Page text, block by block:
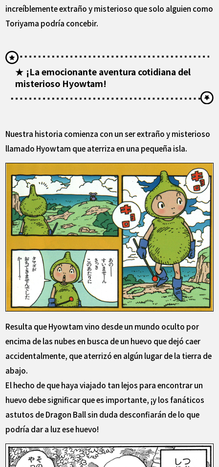
increíblemente extraño y misterioso que solo alguien como
Toriyama podría concebir.
★ ¡La emocionante aventura cotidiana del
misterioso Hyowtam!
Nuestra historia comienza con un ser extraño y misterioso
llamado Hyowtam que aterriza en una pequeña isla.
Resulta que Hyowtam vino desde un mundo oculto por
encima de las nubes en busca de un huevo que dejó caer
accidentalmente, que aterrizó en algún lugar de la tierra de
abajo.
El hecho de que haya viajado tan lejos para encontrar un
huevo debe significar que es importante, ¡y los fanáticos
astutos de Dragon Ball sin duda desconfiarán de lo que
podría dar a luz ese huevo!